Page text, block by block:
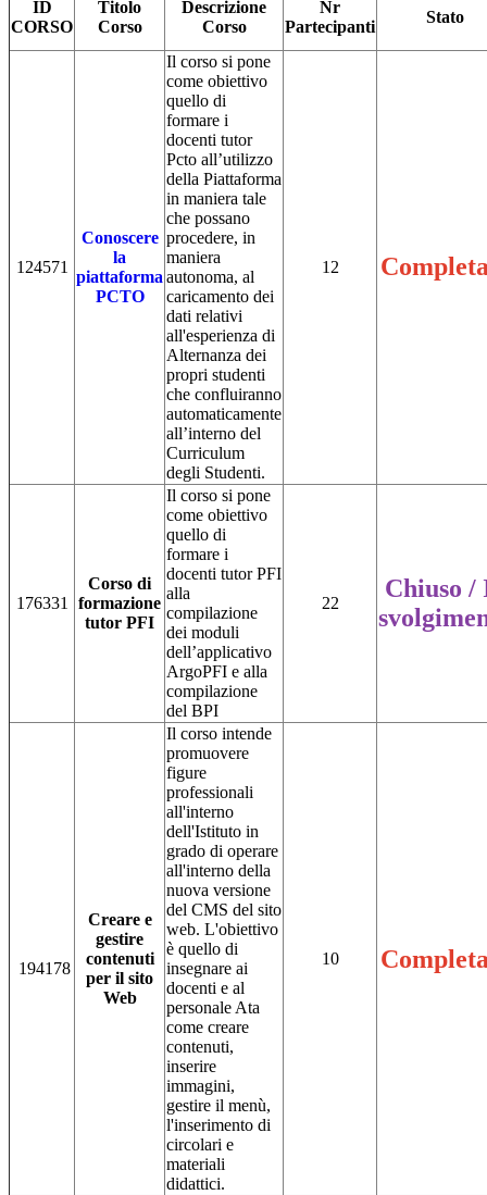
ID
CORSO
Titolo
Corso
Descrizione
Corso
Nr
Partecipanti
Stato
124571
Conoscere
la
piattaforma
PCTO
Il corso si pone
come obiettivo
quello di
formare i
docenti tutor
Pcto all’utilizzo
della Piattaforma
in maniera tale
che possano
procedere, in
maniera
autonoma, al
caricamento dei
dati relativi
all'esperienza di
Alternanza dei
propri studenti
che confluiranno
automaticamente
all’interno del
Curriculum
degli Studenti.
12
176331
Corso di
formazione
tutor PFI
Il corso si pone
come obiettivo
quello di
formare i
docenti tutor PFI
alla
compilazione
dei moduli
dell’applicativo
ArgoPFI e alla
compilazione
del BPI
22
Chiuso /
194178
Creare e
gestire
contenuti
per il sito
Web
Il corso intende
promuovere
figure
professionali
all'interno
dell'Istituto in
grado di operare
all'interno della
nuova versione
del CMS del sito
web. L'obiettivo
è quello di
insegnare ai
docenti e al
personale Ata
come creare
contenuti,
inserire
immagini,
gestire il menù,
l'inserimento di
circolari e
materiali
didattici.
10